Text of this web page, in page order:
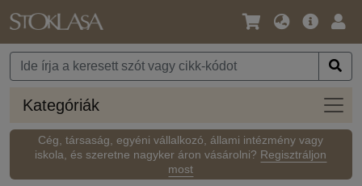
Nyelv
Pénznem
Fő
Kategóriák
Cég, társaság, egyéni vállalkozó, állami intézmény vagy
iskola, és szeretne nagyker áron vásárolni? Regisztráljon
most